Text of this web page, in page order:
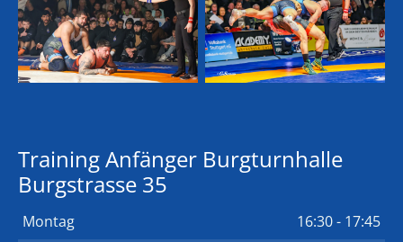
Training Anfänger Burgturnhalle
Burgstrasse 35
Montag
16:30 - 17:45